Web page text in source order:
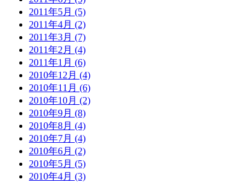
2011年5月 (5)
2011年4月 (2)
2011年3月 (7)
2011年2月 (4)
2011年1月 (6)
2010年12月 (4)
2010年11月 (6)
2010年10月 (2)
2010年9月 (8)
2010年8月 (4)
2010年7月 (4)
2010年6月 (2)
2010年5月 (5)
2010年4月 (3)